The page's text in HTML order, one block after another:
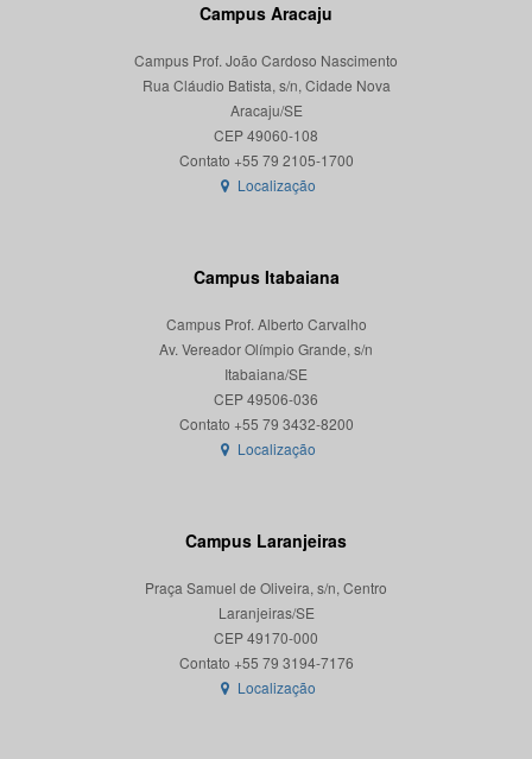
Campus Aracaju
Campus Prof. João Cardoso Nascimento
Rua Cláudio Batista, s/n, Cidade Nova
Aracaju/SE
CEP 49060-108
Localização
Campus Itabaiana
Campus Prof. Alberto Carvalho
Av. Vereador Olímpio Grande, s/n
Itabaiana/SE
CEP 49506-036
Localização
Campus Laranjeiras
Praça Samuel de Oliveira, s/n, Centro
Laranjeiras/SE
CEP 49170-000
Localização